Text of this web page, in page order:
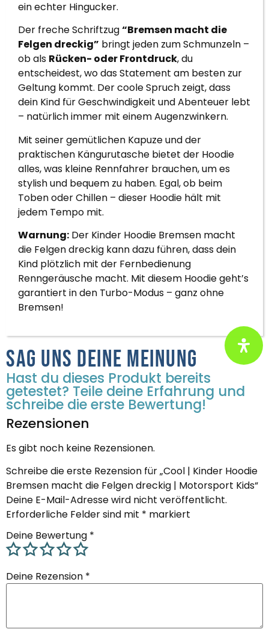
ein echter Hingucker.
Der freche Schriftzug“Bremsen macht die
Felgen dreckig” bringt jeden zum Schmunzeln –
ob als Rücken- oder Frontdruck, du
entscheidest, wo das Statement am besten zur
Geltung kommt. Der coole Spruch zeigt, dass
dein Kind für Geschwindigkeit und Abenteuer lebt
– natürlich immer mit einem Augenzwinkern.
Mit seiner gemütlichen Kapuze und der
praktischen Kängurutasche bietet der Hoodie
alles, was kleine Rennfahrer brauchen, um es
stylish und bequem zu haben. Egal, ob beim
Toben oder Chillen – dieser Hoodie hält mit
jedem Tempo mit.
Warnung: Der Kinder Hoodie Bremsen macht
die Felgen dreckig kann dazu führen, dass dein
Kind plötzlich mit der Fernbedienung
Renngeräusche macht. Mit diesem Hoodie geht’s
garantiert in den Turbo-Modus – ganz ohne
Bremsen!
Sag uns deine Meinung
Hast du dieses Produkt bereits
getestet? Teile deine Erfahrung und
schreibe die erste Bewertung!
Rezensionen
Es gibt noch keine Rezensionen.
Schreibe die erste Rezension für „Cool | Kinder Hoodie
Bremsen macht die Felgen dreckig | Motorsport Kids“
Deine E-Mail-Adresse wird nicht veröffentlicht.
Erforderliche Felder sind mit * markiert
Deine Bewertung *
Deine Rezension *